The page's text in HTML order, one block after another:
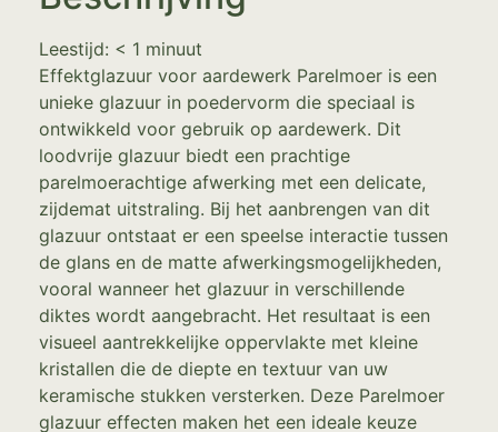
Leestijd: < 1 minuut
Effektglazuur voor aardewerk Parelmoer is een
unieke glazuur in poedervorm die speciaal is
ontwikkeld voor gebruik op aardewerk. Dit
loodvrije glazuur biedt een prachtige
parelmoerachtige afwerking met een delicate,
zijdemat uitstraling. Bij het aanbrengen van dit
glazuur ontstaat er een speelse interactie tussen
de glans en de matte afwerkingsmogelijkheden,
vooral wanneer het glazuur in verschillende
diktes wordt aangebracht. Het resultaat is een
visueel aantrekkelijke oppervlakte met kleine
kristallen die de diepte en textuur van uw
keramische stukken versterken. Deze Parelmoer
glazuur effecten maken het een ideale keuze